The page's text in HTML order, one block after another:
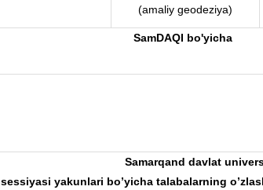
(amaliy geodeziya)
SamDAQI bo'yicha
Samarqand davlat
sessiyasi yakunlari bo’yicha talabalarning o’